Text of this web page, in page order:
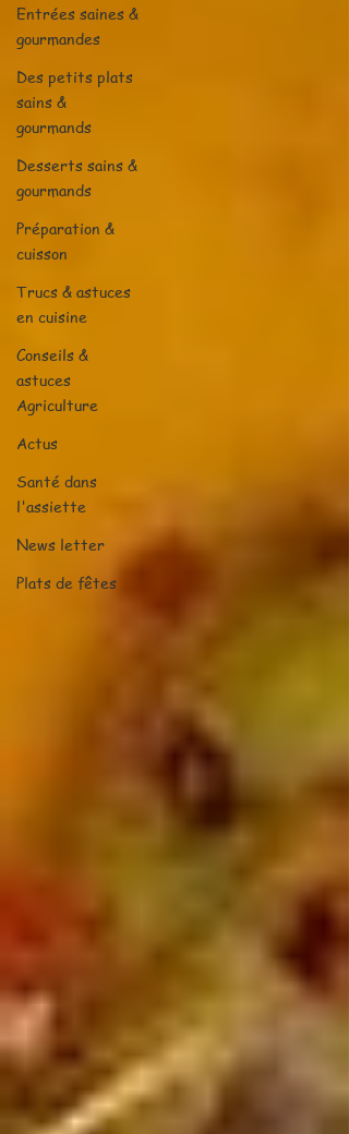
Entrées saines &
gourmandes
Des petits plats
sains &
gourmands
Desserts sains &
gourmands
Préparation &
cuisson
Trucs & astuces
en cuisine
Conseils &
astuces
Agriculture
Actus
Santé dans
l'assiette
News letter
Plats de fêtes